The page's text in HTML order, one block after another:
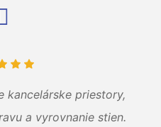
kancelárske priestory,
a vyrovnanie stien.